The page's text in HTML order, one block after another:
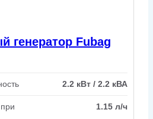
генератор Fubag
2.2 кВт / 2.2 кВА
1.15 л/ч